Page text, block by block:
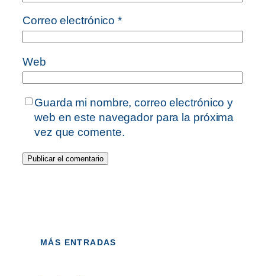
Correo electrónico*
Web
Guarda mi nombre, correo electrónico y
web en este navegador para la próxima
vez que comente.
MÁS ENTRADAS